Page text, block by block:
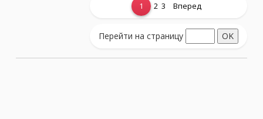
Показать еще...
1 2 3 Вперед
Перейти на страницу